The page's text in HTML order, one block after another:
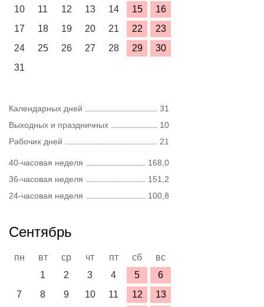
10
11 12 13 14 15
16
17
18 19 20 21 22
23
24
25 26 27 28 29
30
31
Календарных дней
31
Выходных и праздничных
10
Рабочих дней
21
40-часовая неделя
168,0
36-часовая неделя
151,2
24-часовая неделя
100,8
Сентябрь
пн вт ср чт пт сб
вс
1
2 3 4 5
6
7
8 9 10 11 12
13